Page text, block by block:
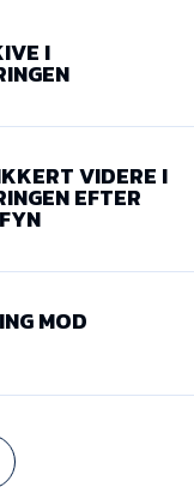
I
VIDERE I
EFTER
MOD